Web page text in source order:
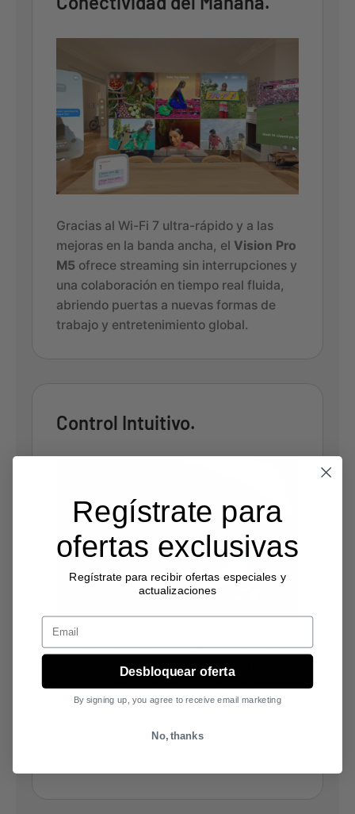
Gracias al Wi-Fi 7 ultra-rápido y a las
mejoras en la banda ancha, el Vision Pro
M5 ofrece streaming sin interrupciones y
una colaboración en tiempo real fluida,
abriendo puertas a nuevas formas de
trabajo y entretenimiento global.
Control Intuitivo.
Controla todo con tus ojos, tus manos o
seguimiento ocular y de
manoses más preciso que nunca,
haciendo que la interacción con tus
completamente natural y sin esfuerzo,
Regístrate para
ofertas exclusivas
Regístrate para recibir ofertas especiales y
actualizaciones
Email
Desbloquear oferta
By signing up, you agree to receive email marketing
No, thanks